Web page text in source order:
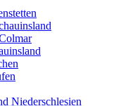
Niederschlesien